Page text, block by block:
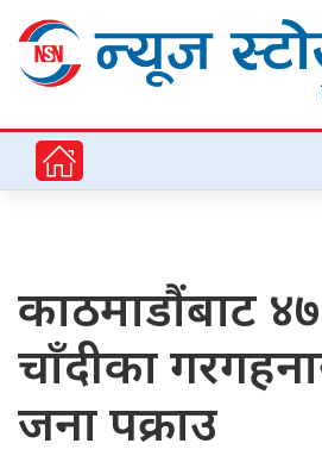
काठमाडौंबाट
चाँदीका
जना पक्राउ